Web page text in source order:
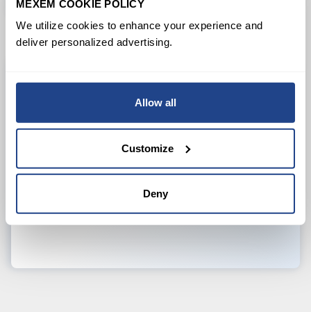
MEXEM COOKIE POLICY
We utilize cookies to enhance your experience and
deliver personalized advertising.
Allow all
Customize
Deny
tarieven, zonder verborgen kosten.
Begin met verdienen